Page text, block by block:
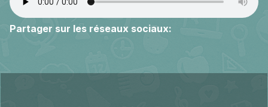
Partager sur les réseaux sociaux: